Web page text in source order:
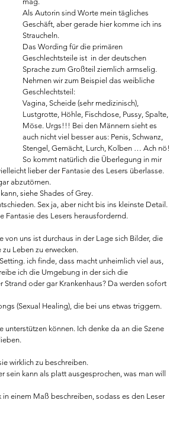
Als Autorin sind Worte mein tägliches
Geschäft, aber gerade hier komme ich ins
Straucheln.
Das Wording für die primären
Geschlechtsteile ist  in der deutschen
Sprache zum Großteil ziemlich armselig.
Nehmen wir zum Beispiel das weibliche
Geschlechtsteil:
Vagina, Scheide (sehr medizinisch),
Lustgrotte, Höhle, Fischdose, Pussy, Spalte,
Möse. Urgs!!! Bei den Männern sieht es
auch nicht viel besser aus: Penis, Schwanz,
Stengel, Gemächt, Lurch, Kolben … Ach nö!
So kommt natürlich die Überlegung in mir
lieber der Fantasie des Lesers überlasse.
abzutörnen.
siehe Shades of Grey.
Fantasie des Lesers herausfordernd.
von uns ist durchaus in der Lage sich Bilder, die
Leben zu erwecken.
ich finde, dass macht unheimlich viel aus,
ich die Umgebung in der sich die
oder gar Krankenhaus? Da werden sofort
(Sexual Healing), die bei uns etwas triggern.
können. Ich denke da an die Szene
wirklich zu beschreiben.
kann als platt ausgesprochen, was man will
einem Maß beschreiben, sodass es den Leser